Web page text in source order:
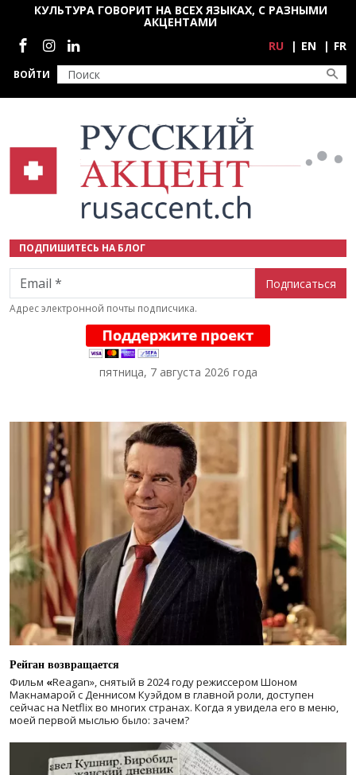
Перейти к основному содержанию
ВОЙТИ
КУЛЬТУРА ГОВОРИТ НА ВСЕХ ЯЗЫКАХ, С РАЗНЫМИ
АКЦЕНТАМИ
Социальные сети
RU EN FR
ПОДПИШИТЕСЬ НА БЛОГ
Email
Адрес электронной почты подписчика.
пятница, 7 августа 2026 года
Рейган возвращается
Фильм «Reagan», снятый в 2024 годурежиссером Шоном
Макнамарой с Деннисом Куэйдом в главной роли, доступен
сейчас на Netflix во многих странах. Когда я увидела его в меню,
моей первой мыслью было: зачем?